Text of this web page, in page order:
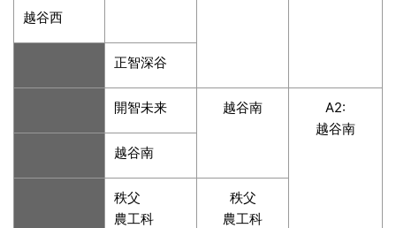
越谷西
正智深谷
開智未来 越谷南
A2:
越谷南
越谷南
秩父
農工科
秩父
農工科